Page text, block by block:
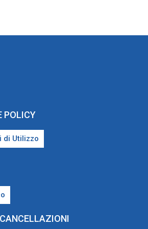
POLICY
di Utilizzo